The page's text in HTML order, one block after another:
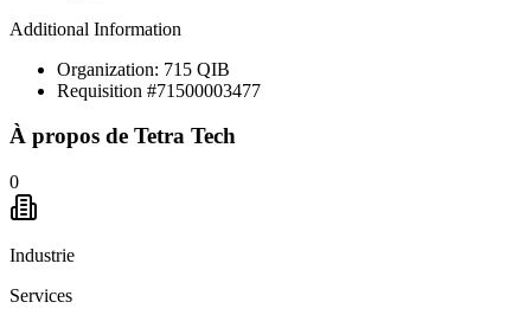
Additional Information
Organization: 715 QIB
Requisition #71500003477
À propos de Tetra Tech
0
Industrie
Services